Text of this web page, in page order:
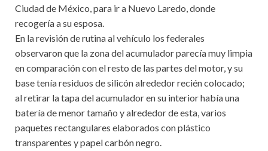
Ciudad de México, para ir a Nuevo Laredo, donde
recogería a su esposa.
En la revisión de rutina al vehículo los federales
observaron que la zona del acumulador parecía muy limpia
en comparación con el resto de las partes del motor, y su
base tenía residuos de silicón alrededor recién colocado;
al retirar la tapa del acumulador en su interior había una
batería de menor tamaño y alrededor de esta, varios
paquetes rectangulares elaborados con plástico
transparentes y papel carbón negro.